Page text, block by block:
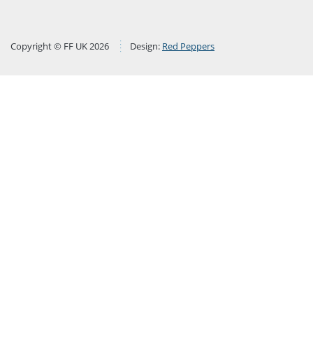
Copyright © FF UK 2026 Design: Red Peppers